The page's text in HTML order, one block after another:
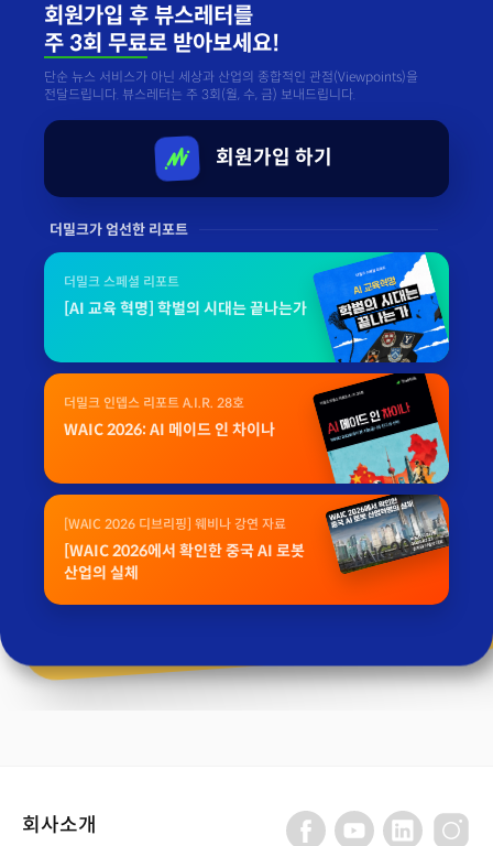
회원가입 후 뷰스레터를
주 3회 무료로 받아보세요!
단순 뉴스 서비스가 아닌 세상과 산업의 종합적인 관점(Viewpoints)을
전달드립니다. 뷰스레터는 주 3회(월, 수, 금) 보내드립니다.
회원가입 하기
더밀크가 엄선한 리포트
더밀크 스페셜 리포트
[AI 교육 혁명] 학벌의 시대는 끝나는가
더밀크 인뎁스 리포트 A.I.R. 28호
WAIC 2026: AI 메이드 인 차이나
[WAIC 2026 디브리핑] 웨비나 강연 자료
[WAIC 2026에서 확인한 중국 AI 로봇
산업의 실체
회사소개